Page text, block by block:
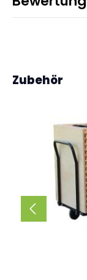
Produktgalerie
Zubehör